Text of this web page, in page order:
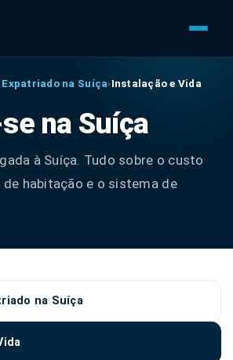
Expatriado na Suíça›Instalação e Vida
na Suíça
à Suíça. Tudo sobre o custo
de habitação e o sistema de
na Suíça